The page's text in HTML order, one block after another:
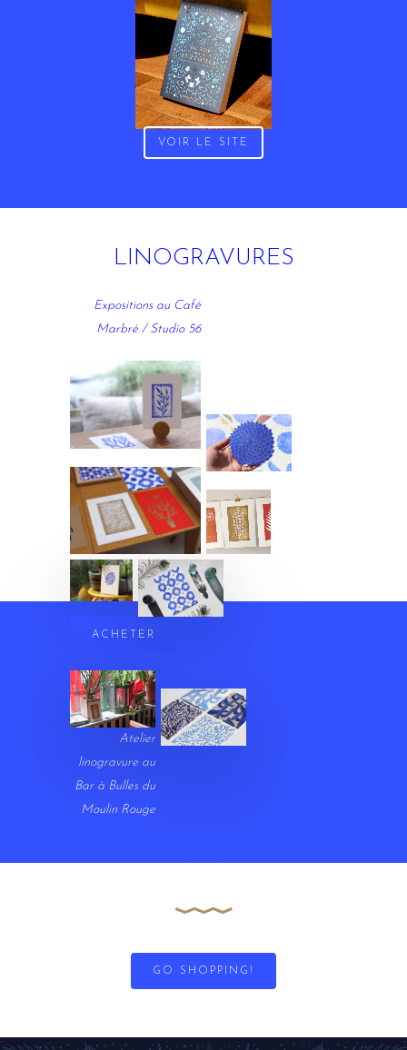
VOIR LE SITE
LINOGRAVURES
Expositions au Café
Marbré / Studio 56
ACHETER
Atelier
linogravure au
Bar à Bulles du
Moulin Rouge
GO SHOPPING!